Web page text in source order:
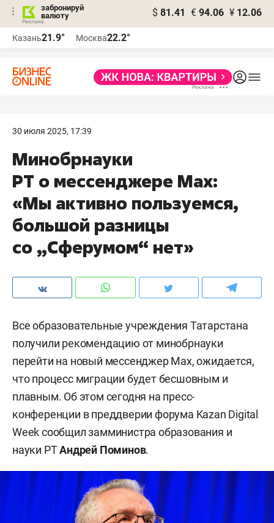
забронируй
валюту
$ 81.41 € 94.06 ¥ 12.06
Казань21.9° Москва22.2°
30 июля 2025, 17:39
Минобрнауки
РТ о мессенджере Max:
«Мы активно пользуемся,
большой разницы
со „Сферумом“ нет»
Все образовательные учреждения Татарстана
получили рекомендацию от минобрнауки
перейти на новый мессенджер Max, ожидается,
что процесс миграции будет бесшовным и
плавным. Об этом сегодня на пресс-
конференции в преддверии форума Kazan Digital
Week сообщил замминистра образования и
науки РТАндрей Поминов.